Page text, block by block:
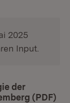
2025
Input.
der
(PDF)